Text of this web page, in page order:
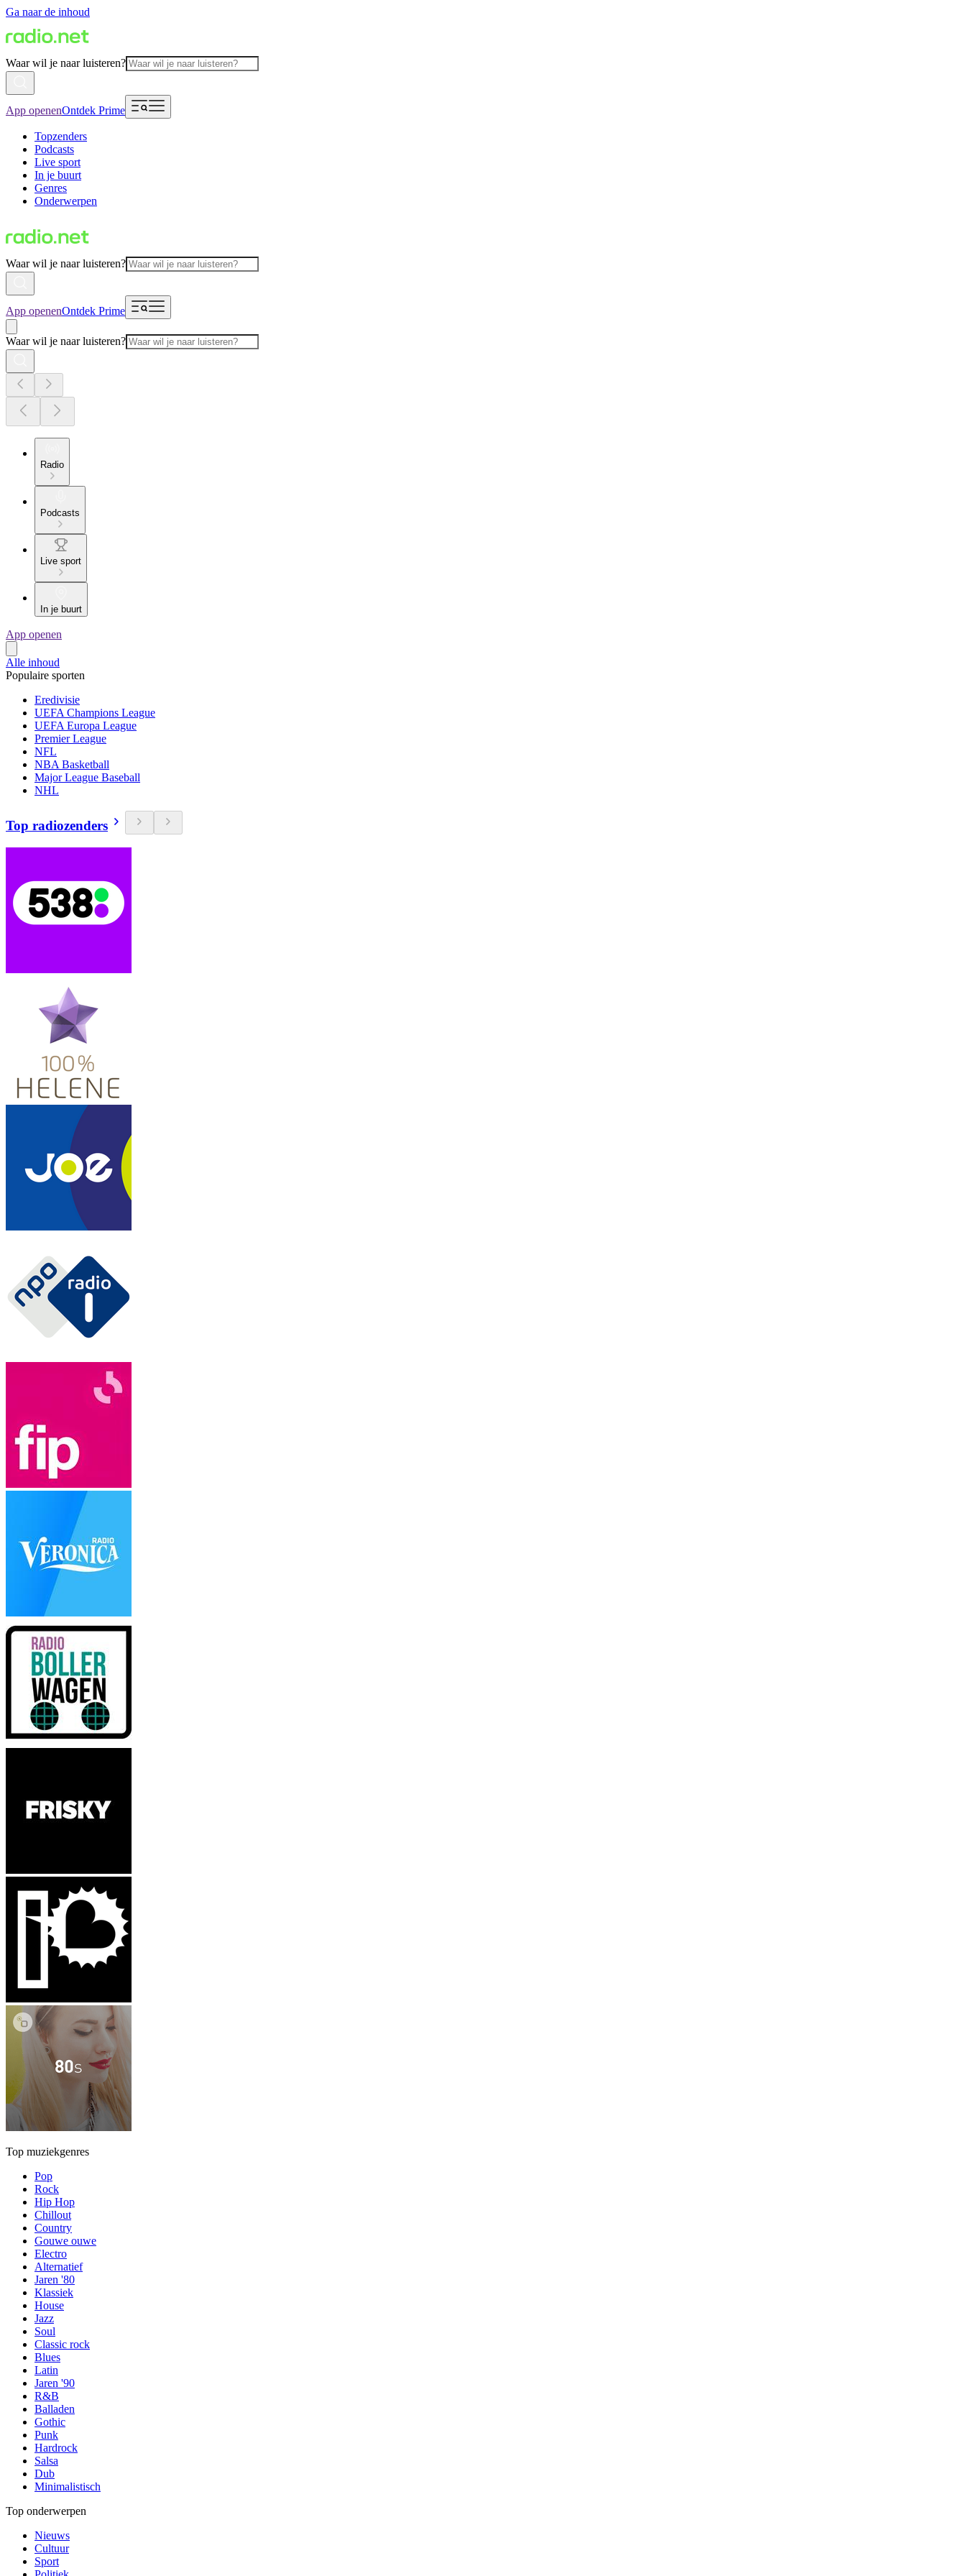
Ga naar de inhoud
Waar wil je naar luisteren?
App openenOntdek Prime
Topzenders
Podcasts
Live sport
In je buurt
Genres
Onderwerpen
Waar wil je naar luisteren?
App openenOntdek Prime
Waar wil je naar luisteren?
Radio
Podcasts
Live sport
In je buurt
App openen
Alle inhoud
Populaire sporten
Eredivisie
UEFA Champions League
UEFA Europa League
Premier League
NFL
NBA Basketball
Major League Baseball
NHL
Top radiozenders
Top muziekgenres
Pop
Rock
Hip Hop
Chillout
Country
Gouwe ouwe
Electro
Alternatief
Jaren '80
Klassiek
House
Jazz
Soul
Classic rock
Blues
Latin
Jaren '90
R&B
Balladen
Gothic
Punk
Hardrock
Salsa
Dub
Minimalistisch
Top onderwerpen
Nieuws
Cultuur
Sport